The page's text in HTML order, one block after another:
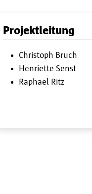
Projektleitung
Christoph Bruch
Henriette Senst
Raphael Ritz